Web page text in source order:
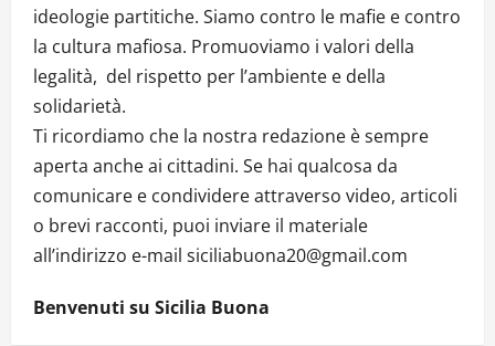
ideologie partitiche. Siamo contro le mafie e contro
la cultura mafiosa. Promuoviamo i valori della
legalità, del rispetto per l’ambiente e della
solidarietà.
Ti ricordiamo che la nostra redazione è sempre
aperta anche ai cittadini. Se hai qualcosa da
comunicare e condividere attraverso video, articoli
o brevi racconti, puoi inviare il materiale
all’indirizzo e-mail siciliabuona20@gmail.com
Benvenuti su Sicilia Buona